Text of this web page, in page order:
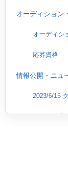
オーディション
オーディシ
応募資格
情報公開・ニュ
2023/6/15
2023/2/1 各